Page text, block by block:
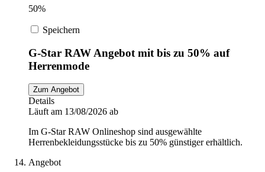
50%
Speichern
G-Star RAW Angebot mit bis zu 50% auf
Herrenmode
Zum Angebot
Details
Läuft am 13/08/2026 ab
Im G-Star RAW Onlineshop sind ausgewählte
Herrenbekleidungsstücke bis zu 50% günstiger erhältlich.
Angebot